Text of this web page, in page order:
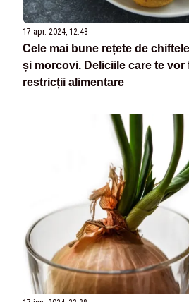
17 apr. 2024, 12:48
Cele mai bune rețete de
și morcovi. Deliciile care te vor
restricții alimentare